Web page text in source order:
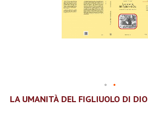
Vai
all'inizio
LA UMANITÀ DEL FIGLIUOLO DI DIO